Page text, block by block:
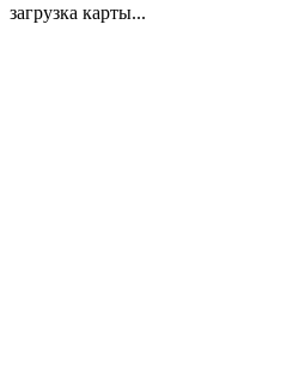
загрузка карты...